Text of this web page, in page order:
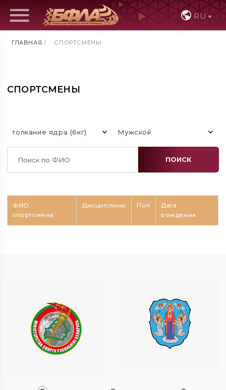
RU
ГЛАВНАЯ / СПОРТСМЕНЫ
СПОРТСМЕНЫ
толкание ядра (6кг) Мужской
ПОИСК
ФИО
спортсмена
Дисциплины Пол
Дата
рождения